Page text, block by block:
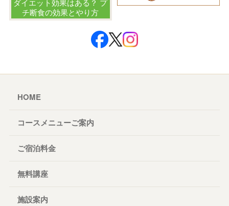
ダイエット効果はある？ プ
チ断食の効果とやり方
HOME
コースメニューご案内
ご宿泊料金
無料講座
施設案内